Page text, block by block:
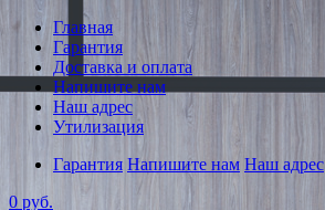
Главная
Гарантия
Доставка и оплата
Напишите нам
Наш адрес
Утилизация
Гарантия Напишите нам Наш адрес
0 руб.